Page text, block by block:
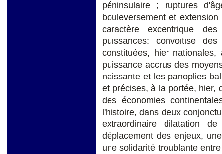
péninsulaire ; ruptures
bouleversement et
caractère excentrique
puissances: convoitise
constituées, hier nationales,
puissance accrus des
naissante et les panoplies
et précises, à la portée, hier,
des économies
l'histoire, dans deux
extraordinaire dilatation
déplacement des enjeux,
une solidarité troublante